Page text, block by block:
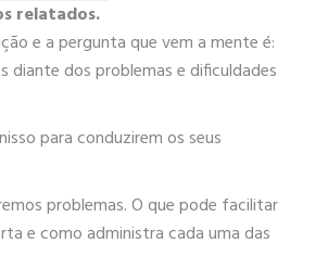
relatados.
e a pergunta que vem a mente é:
diante dos problemas e dificuldades
para conduzirem os seus
problemas. O que pode facilitar
e como administra cada uma das